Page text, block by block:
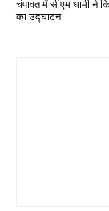
चंपावत में सीएम धामी ने
का उद्घाटन